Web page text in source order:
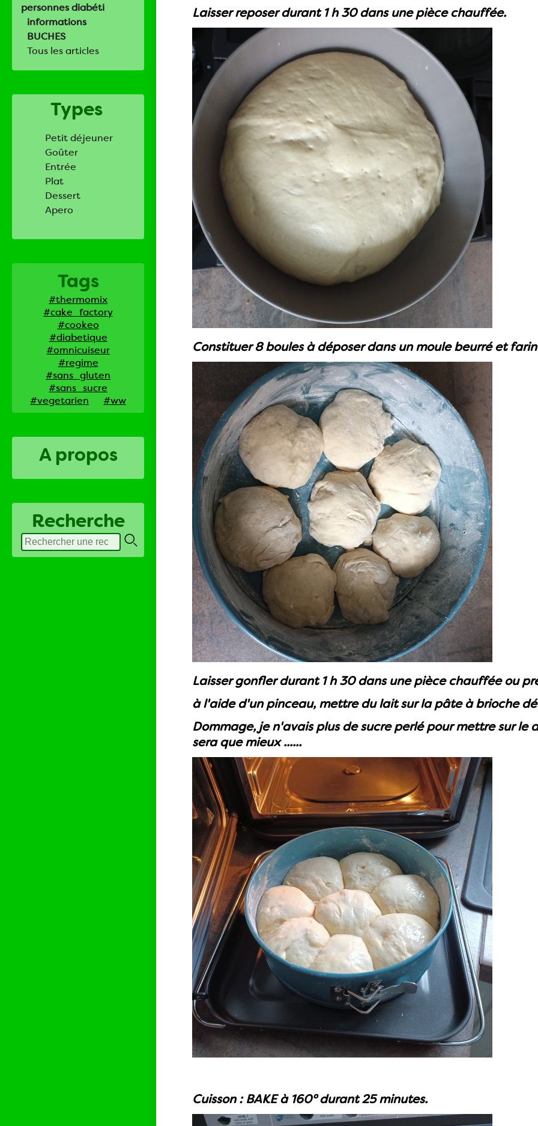
personnes diabéti
informations
BUCHES
Tous les articles
Types
Petit déjeuner
Goûter
Entrée
Plat
Dessert
Apero
Tags
#thermomix
#cake_factory
#cookeo
#diabetique
#omnicuiseur
#regime
#sans_gluten
#sans_sucre
#vegetarien
#ww
A propos
Recherche
Laisser reposer durant 1 h 30 dans une pièce chauffée.
Constituer 8 boules à déposer dans un moule beurré et
Laisser gonfler durant 1 h 30 dans une pièce chauffée ou
à l'aide d'un pinceau, mettre du lait sur la pâte à brioche
Dommage, je n'avais plus de sucre perlé pour mettre sur le
sera que mieux ......
Cuisson : BAKE à 160° durant 25 minutes.